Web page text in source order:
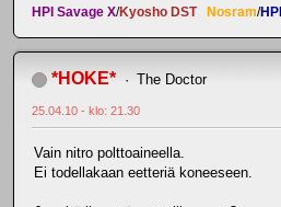
HPI Savage X/Kyosho DST Nosram/HPI
*HOKE* The Doctor
25.04.10 - klo: 21.30
Vain nitro polttoaineella.
Ei todellakaan eetteriä koneeseen.